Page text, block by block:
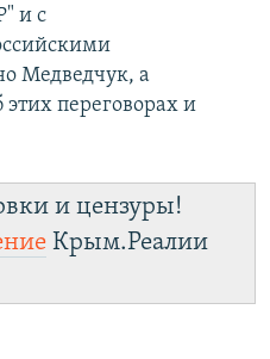
и с
Медведчук, а
переговорах и
и цензуры!
Крым.Реалии